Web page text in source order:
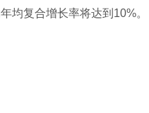
均复合增长率将达到10%。